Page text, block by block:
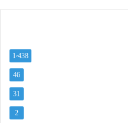
1٬438
46
31
2